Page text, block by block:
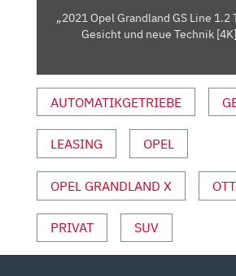
GESICHT
[4K]
AUTOPHORIE“
VON
ANZEIGEN
„2021 Opel Grandland GS Line 1.2
Gesicht und neue Technik
AUTOMATIKGETRIEBE
LEASING OPEL
OPEL GRANDLAND X
PRIVAT SUV